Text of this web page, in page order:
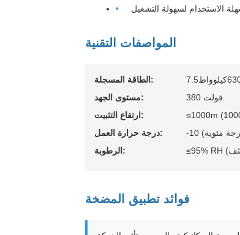
الاستخدام لسهولة التشغيل
المواصفات التقنية
الطاقة المسجلة:
مستوى الجهد:
380 فولت
ارتفاع التثبيت:
درجة حرارة العمل:
الرطوبة:
فوائد تطبيق المضخة